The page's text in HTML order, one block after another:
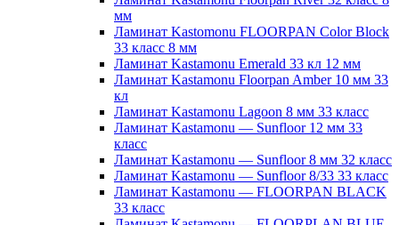
мм
Ламинат Kastomonu FLOORPAN Color Block
33 класс 8 мм
Ламинат Kastamonu Emerald 33 кл 12 мм
Ламинат Kastamonu Floorpan Amber 10 мм 33
кл
Ламинат Kastamonu Lagoon 8 мм 33 класс
Ламинат Kastamonu — Sunfloor 12 мм 33
класс
Ламинат Kastamonu — Sunfloor 8 мм 32 класс
Ламинат Kastamonu — Sunfloor 8/33 33 класс
Ламинат Kastamonu — FLOORPAN BLACK
33 класс